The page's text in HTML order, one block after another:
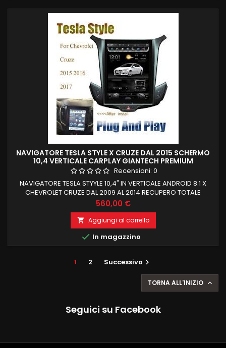
NAVIGATORE TESLA STYLE X CRUZE DAL 2015 SCHERMO
10,4 VERTICALE CARPLAY GIANTECH PREMIUM
Recensioni: 0
NAVIGATORE TESLA STYYLE 10,4" IN VERTICALE ANDROID 8.1 X
CHEVROLET CRUZE DAL 2009 AL 2014 RECUPERO TOTALE
FUNZIONI DI BORDO E COMANDI AL VOLANTE 4GB RAM 32 GB
ROM CARPLAY INTEGRATO
Prezzo
560,00 €
 Aggiungi al carrello
 In magazzino
1 2 Successivo 
TORNA ALL'INIZIO 
Seguici su Facebook